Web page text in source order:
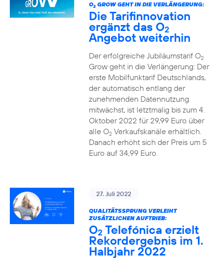
O2GROW GEHT IN DIE VERLÄNGERUNG:
Die Tarifinnovation
ergänzt das O2
Angebot weiterhin
Der erfolgreiche Jubiläumstarif O2
Grow geht in die Verlängerung: Der
erste Mobilfunktarif Deutschlands,
der automatisch entlang der
zunehmenden Datennutzung
mitwächst, ist letztmalig bis zum 4.
Oktober 2022 für 29,99 Euro über
alle O2Verkaufskanäle erhältlich.
Danach erhöht sich der Preis um 5
Euro auf 34,99 Euro.
27. Juli 2022
QUALITÄTSSPRUNG VERLEIHT
ZUSÄTZLICHEN AUFTRIEB:
O2 Telefónica erzielt
Rekordergebnis im 1.
Halbjahr 2022